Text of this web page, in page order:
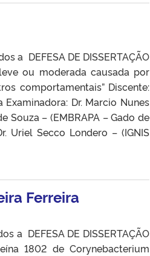
a DEFESA DE DISSERTAÇÃO
ou moderada causada por
comportamentais” Discente:
Dr. Marcio Nunes
Souza – (EMBRAPA – Gado de
Uriel Secco Londero – (IGNIS
Ferreira
a DEFESA DE DISSERTAÇÃO
1802 de Corynebacterium